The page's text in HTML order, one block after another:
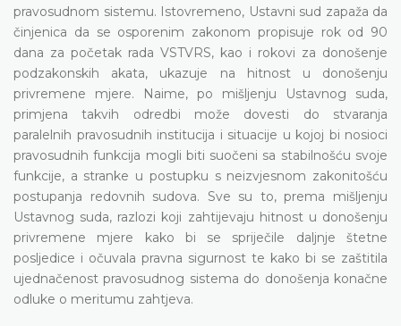
pravosudnom sistemu. Istovremeno, Ustavni sud zapaža da
činjenica da se osporenim zakonom propisuje rok od 90
dana za početak rada VSTVRS, kao i rokovi za donošenje
podzakonskih akata, ukazuje na hitnost u donošenju
privremene mjere. Naime, po mišljenju Ustavnog suda,
primjena takvih odredbi može dovesti do stvaranja
paralelnih pravosudnih institucija i situacije u kojoj bi nosioci
pravosudnih funkcija mogli biti suočeni sa stabilnošću svoje
funkcije, a stranke u postupku s neizvjesnom zakonitošću
postupanja redovnih sudova. Sve su to, prema mišljenju
Ustavnog suda, razlozi koji zahtijevaju hitnost u donošenju
privremene mjere kako bi se spriječile daljnje štetne
posljedice i očuvala pravna sigurnost te kako bi se zaštitila
ujednačenost pravosudnog sistema do donošenja konačne
odluke o meritumu zahtjeva.